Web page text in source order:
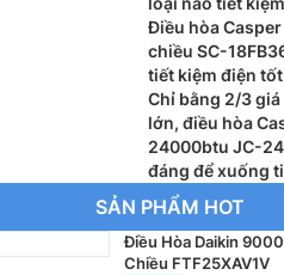
tốt hơn?
Điều hòa Casper
chiều SC-
tiết kiệm điện
Chỉ bằng 2/3 giá
lớn, điều hòa
24000btu JC-
đáng để xuống
SẢN PHẨM HOT
Điều Hòa Daikin
Chiều FTF25XAV1V